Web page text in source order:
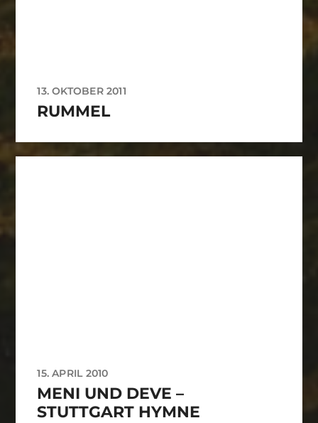
13. OKTOBER 2011
RUMMEL
15. APRIL 2010
MENI UND DEVE –
STUTTGART HYMNE